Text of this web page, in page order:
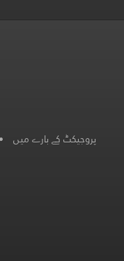
پروجیکٹ کے بارے میں •